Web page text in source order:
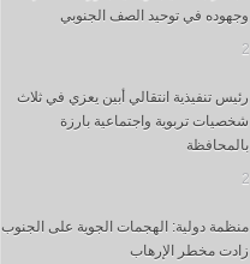
وجهوده في توحيد الصف الجنوبي
رئيس تنفيذية انتقالي أبين يعزي في ثلاث
شخصيات تربوية واجتماعية بارزة
بالمحافظة
منظمة دولية: الهجمات الجوية على الجنوب
زادت مخطر الإرهاب